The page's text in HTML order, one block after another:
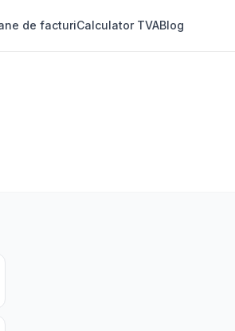
de facturiCalculator TVABlog